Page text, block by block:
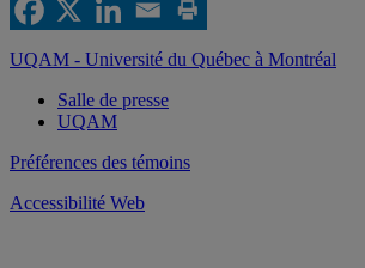
UQAM - Université du Québec à Montréal
Salle de presse
UQAM
Préférences des témoins
Accessibilité Web